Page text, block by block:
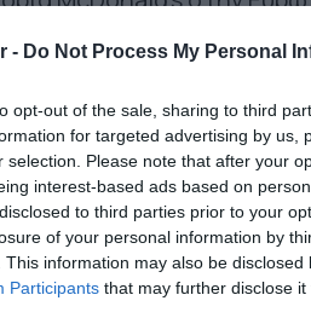
- Do Not Process My Personal
opt-out of the sale, sharing to third
for targeted advertising by us,
selection. Please note that after your
interest-based ads based on
to third parties prior to your
of your personal information by
This information may also be
Participants that may further disclose it
στα
εστιατόριο
που τιμά το όνομα
τα τελευταία 35
burgers την ώρα,
υψηλή ποιότητα.